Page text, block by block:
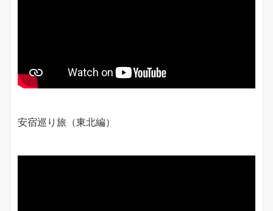
安宿巡り旅（東北編）